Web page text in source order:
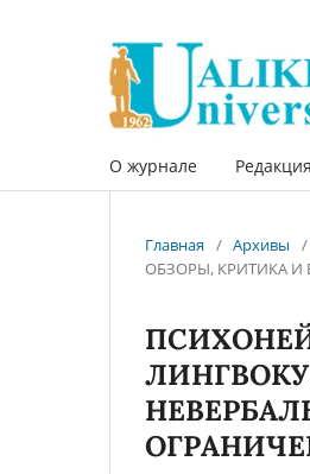
О журнале Редакция
Главная / Архивы /
ОБЗОРЫ, КРИТИКА И